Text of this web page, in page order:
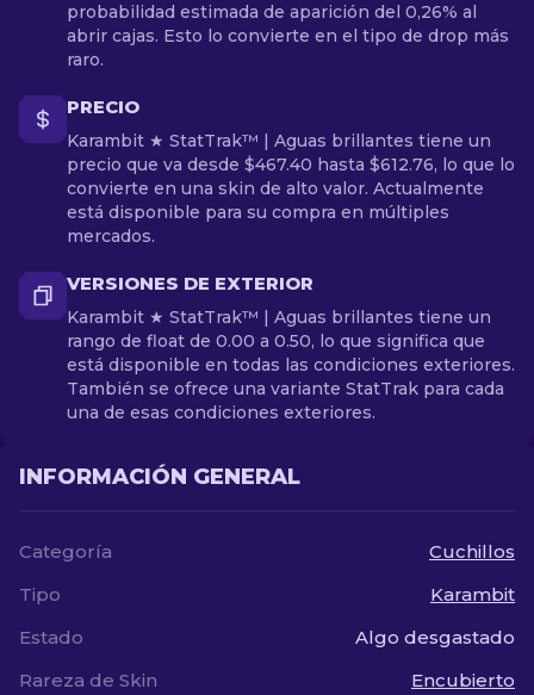
probabilidad estimada de aparición del 0,26% al
abrir cajas. Esto lo convierte en el tipo de drop más
raro.
PRECIO
Karambit ★ StatTrak™ | Aguas brillantes tiene un
precio que va desde $467.40 hasta $612.76, lo que lo
convierte en una skin de alto valor. Actualmente
está disponible para su compra en múltiples
mercados.
VERSIONES DE EXTERIOR
Karambit ★ StatTrak™ | Aguas brillantes tiene un
rango de float de 0.00 a 0.50, lo que significa que
está disponible en todas las condiciones exteriores.
También se ofrece una variante StatTrak para cada
una de esas condiciones exteriores.
INFORMACIÓN GENERAL
Categoría
Cuchillos
Tipo
Karambit
Estado
Algo desgastado
Rareza de Skin
Encubierto